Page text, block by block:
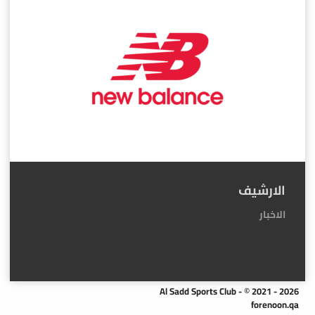
الارشيف
الاخبار
Al Sadd Sports Club - © 2021 - 2026
forenoon.qa